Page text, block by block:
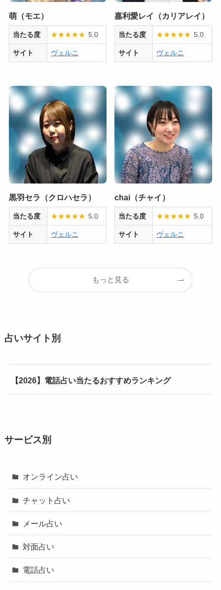
萌（モエ）
当たる度 ★★★★★ 5.0
サイト ヴェルニ
嘉利愛レイ（カリアレイ）
当たる度 ★★★★★ 5.0
サイト ヴェルニ
黒羽セラ（クロハセラ）
当たる度 ★★★★★ 5.0
サイト ヴェルニ
chai（チャイ）
当たる度 ★★★★★ 5.0
サイト ヴェルニ
もっと見る
占いサイト別
【2026】電話占い当たるおすすめランキング
サービス別
オンライン占い
チャット占い
メール占い
対面占い
電話占い